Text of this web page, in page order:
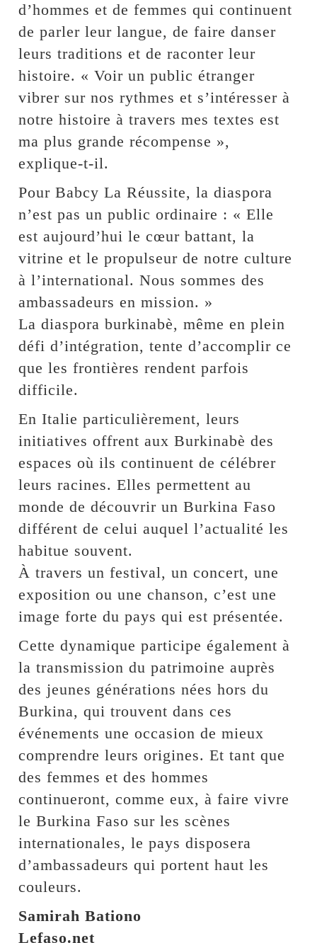
d’hommes et de femmes qui continuent
de parler leur langue, de faire danser
leurs traditions et de raconter leur
histoire. « Voir un public étranger
vibrer sur nos rythmes et s’intéresser à
notre histoire à travers mes textes est
ma plus grande récompense »,
explique-t-il.
Pour Babcy La Réussite, la diaspora
n’est pas un public ordinaire : « Elle
est aujourd’hui le cœur battant, la
vitrine et le propulseur de notre culture
à l’international. Nous sommes des
ambassadeurs en mission. »
La diaspora burkinabè, même en plein
défi d’intégration, tente d’accomplir ce
que les frontières rendent parfois
difficile.
En Italie particulièrement, leurs
initiatives offrent aux Burkinabè des
espaces où ils continuent de célébrer
leurs racines. Elles permettent au
monde de découvrir un Burkina Faso
différent de celui auquel l’actualité les
habitue souvent.
À travers un festival, un concert, une
exposition ou une chanson, c’est une
image forte du pays qui est présentée.
Cette dynamique participe également à
la transmission du patrimoine auprès
des jeunes générations nées hors du
Burkina, qui trouvent dans ces
événements une occasion de mieux
comprendre leurs origines. Et tant que
des femmes et des hommes
continueront, comme eux, à faire vivre
le Burkina Faso sur les scènes
internationales, le pays disposera
d’ambassadeurs qui portent haut les
couleurs.
Samirah Bationo
Lefaso.net